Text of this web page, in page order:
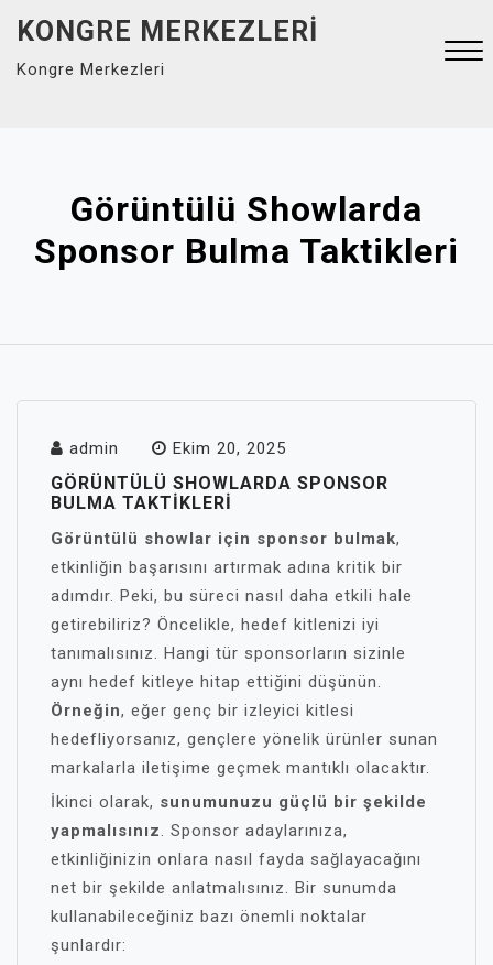
content
KONGRE MERKEZLERI
Kongre Merkezleri
Görüntülü Showlarda
Sponsor Bulma Taktikleri
admin Ekim 20, 2025
GÖRÜNTÜLÜ SHOWLARDA SPONSOR
BULMA TAKTIKLERI
Görüntülü showlar için sponsor bulmak,
etkinliğin başarısını artırmak adına kritik bir
adımdır. Peki, bu süreci nasıl daha etkili hale
getirebiliriz? Öncelikle, hedef kitlenizi iyi
tanımalısınız. Hangi tür sponsorların sizinle
aynı hedef kitleye hitap ettiğini düşünün.
Örneğin, eğer genç bir izleyici kitlesi
hedefliyorsanız, gençlere yönelik ürünler sunan
markalarla iletişime geçmek mantıklı olacaktır.
İkinci olarak, sunumunuzu güçlü bir şekilde
yapmalısınız. Sponsor adaylarınıza,
etkinliğinizin onlara nasıl fayda sağlayacağını
net bir şekilde anlatmalısınız. Bir sunumda
kullanabileceğiniz bazı önemli noktalar
şunlardır: